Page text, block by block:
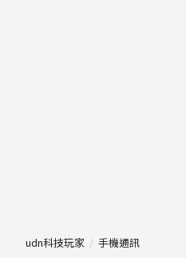
udn科技玩家 手機通訊